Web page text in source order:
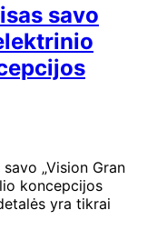
savo
„Vision Gran
koncepcijos
yra tikrai